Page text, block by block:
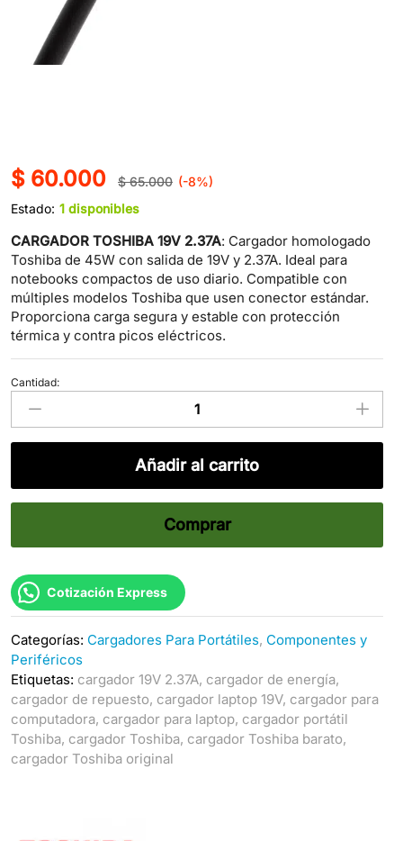
$ 60.000 $65.000 (-8%)
Estado: 1 disponibles
CARGADOR TOSHIBA 19V 2.37A: Cargador homologado
Toshiba de 45W con salida de 19V y 2.37A. Ideal para
notebooks compactos de uso diario. Compatible con
múltiples modelos Toshiba que usen conector estándar.
Proporciona carga segura y estable con protección
térmica y contra picos eléctricos.
Cargador
Toshiba
45W
Homologado
2.37A
Punta
cantidad
Cantidad:
Añadir al carrito
Comprar
Cotización Express
Categorías: Cargadores Para Portátiles, Componentes y
Periféricos
Etiquetas: cargador 19V 2.37A, cargador de energía,
cargador de repuesto, cargador laptop 19V, cargador para
computadora, cargador para laptop, cargador portátil
Toshiba, cargador Toshiba, cargador Toshiba barato,
cargador Toshiba original